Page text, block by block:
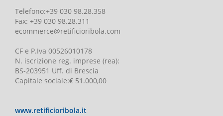
Telefono:+39 030 98.28.358
Fax: +39 030 98.28.311
ecommerce@retificioribola.com
CF e P.Iva 00526010178
N. iscrizione reg. imprese (rea):
BS-203951 Uff. di Brescia
Capitale sociale:€ 51.000,00
www.retificioribola.it